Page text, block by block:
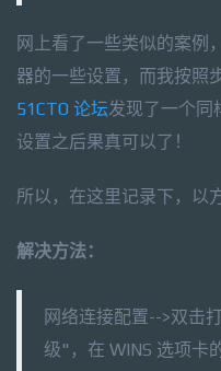
网上看了一些类似的案例
器的一些设置，而我按照
51CTO 论坛发现了一个同
设置之后果真可以了！
所以，在这里记录下，以
解决方法：
网络连接配置-->双击
级"，在 WINS 选项卡